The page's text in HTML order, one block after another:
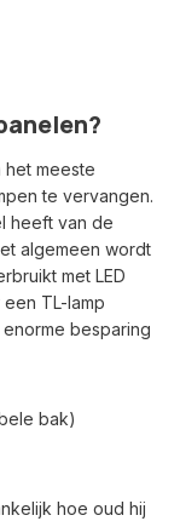
meeste
te vervangen.
heeft van de
algemeen wordt
met LED
TL-lamp
besparing
bak)
hoe oud hij